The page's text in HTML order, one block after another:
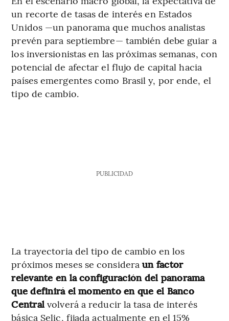
un recorte de tasas de interés en Estados
Unidos —un panorama que muchos analistas
prevén para septiembre— también debe guiar a
los inversionistas en las próximas semanas, con
potencial de afectar el flujo de capital hacia
países emergentes como Brasil y, por ende, el
tipo de cambio.
PUBLICIDAD
La trayectoria del tipo de cambio en los
próximos meses se consideraun factor
relevante en la configuración del panorama
que definirá el momento en que el Banco
Central volverá a reducir la tasa de interés
básica Selic, fijada actualmente en el 15%